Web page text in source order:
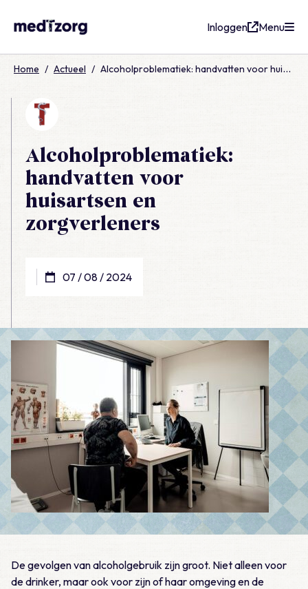
Inloggen Menu
Home / Actueel / Alcoholproblematiek: handvatten voor huisartsen en zorgverleners
Alcoholproblematiek:
handvatten voor
huisartsen en
zorgverleners
07 / 08 / 2024
De gevolgen van alcoholgebruik zijn groot. Niet alleen voor
de drinker, maar ook voor zijn of haar omgeving en de